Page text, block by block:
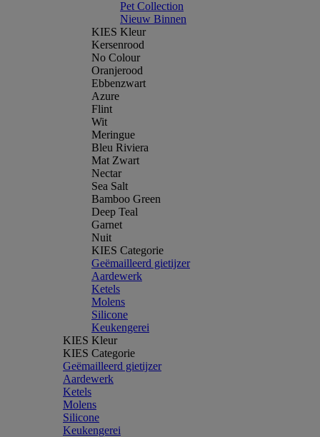
Pet Collection
Nieuw Binnen
KIES Kleur
Kersenrood
No Colour
Oranjerood
Ebbenzwart
Azure
Flint
Wit
Meringue
Bleu Riviera
Mat Zwart
Nectar
Sea Salt
Bamboo Green
Deep Teal
Garnet
Nuit
KIES Categorie
Geëmailleerd gietijzer
Aardewerk
Ketels
Molens
Silicone
Keukengerei
KIES Kleur
KIES Categorie
Geëmailleerd gietijzer
Aardewerk
Ketels
Molens
Silicone
Keukengerei